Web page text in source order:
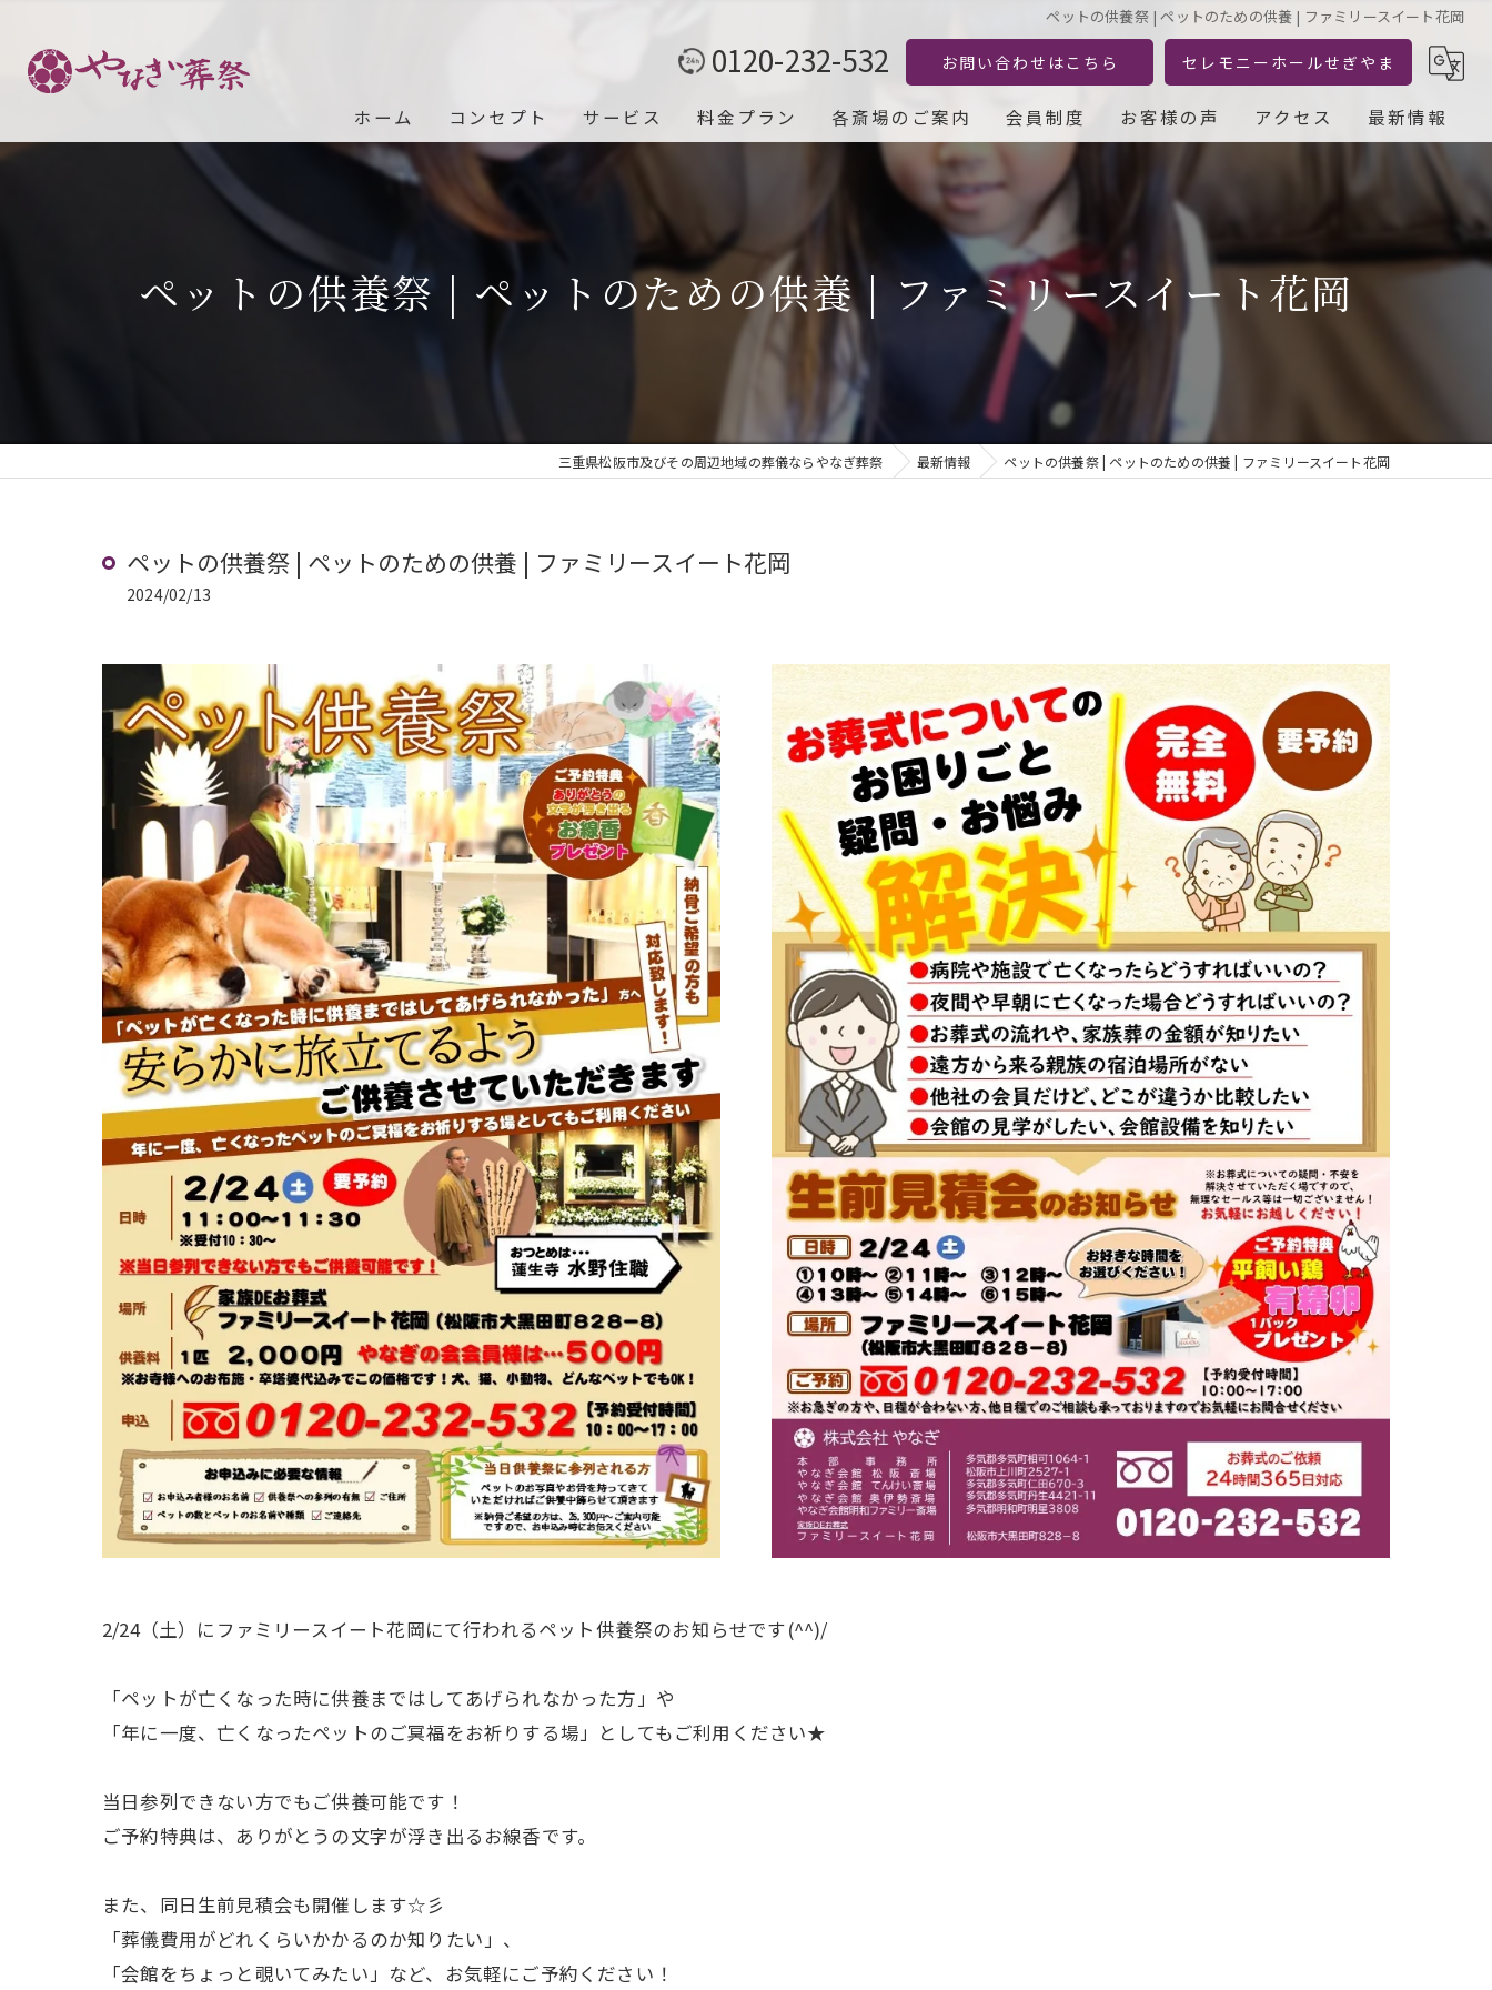
ペットの供養祭 | ペットのための供養 | ファミリースイート花岡
0120-232-532 お問い合わせはこちら セレモニーホールせぎやま
ホーム コンセプト サービス 料金プラン 各斎場のご案内 会員制度 お客様の声 アクセス 最新情報
ペットの供養祭 | ペットのための供養 | ファミリースイート花岡
三重県松阪市及びその周辺地域の葬儀ならやなぎ葬祭 最新情報 ペットの供養祭 | ペットのための供養 | ファミリースイート花岡
ペットの供養祭 | ペットのための供養 | ファミリースイート花岡
2024/02/13
2/24（土）にファミリースイート花岡にて行われるペット供養祭のお知らせです(^^)/
「ペットが亡くなった時に供養まではしてあげられなかった方」や
「年に一度、亡くなったペットのご冥福をお祈りする場」としてもご利用ください★
当日参列できない方でもご供養可能です！
ご予約特典は、ありがとうの文字が浮き出るお線香です。
また、同日生前見積会も開催します☆彡
「葬儀費用がどれくらいかかるのか知りたい」、
「会館をちょっと覗いてみたい」など、お気軽にご予約ください！